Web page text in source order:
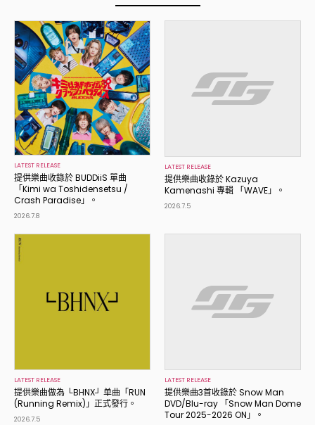
LATEST RELEASE
提供樂曲收錄於 BUDDiiS 單曲
「Kimi wa Toshidensetsu /
Crash Paradise」。
2026.7.8
LATEST RELEASE
提供樂曲收錄於 Kazuya
Kamenashi 專輯 「WAVE」。
2026.7.5
LATEST RELEASE
提供樂曲做為 └BHNX┘ 单曲「RUN
(Running Remix)」正式發行。
2026.7.5
LATEST RELEASE
提供樂曲3首收錄於 Snow Man
DVD/Blu-ray 「Snow Man Dome
Tour 2025-2026 ON」。